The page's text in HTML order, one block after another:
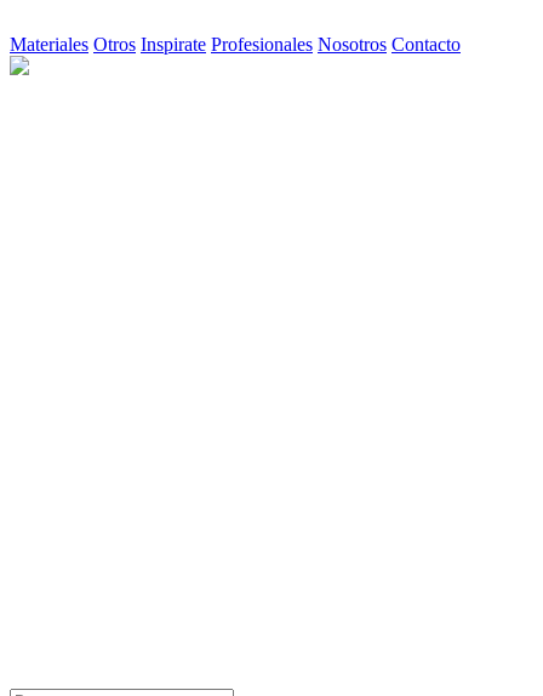
Materiales Otros Inspirate Profesionales Nosotros Contacto